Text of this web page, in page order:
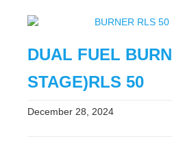
DUAL FUEL
STAGE)RLS 50
December 28, 2024